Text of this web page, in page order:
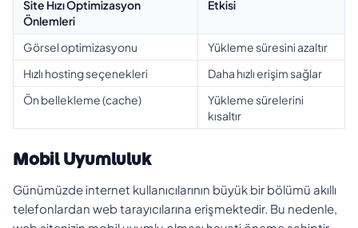
Site Hızı Optimizasyon
Önlemleri
Etkisi
Görsel optimizasyonu
Yükleme süresini azaltır
Hızlı hosting seçenekleri
Daha hızlı erişim sağlar
Ön bellekleme (cache)
Yükleme sürelerini
kısaltır
Mobil Uyumluluk
Günümüzde internet kullanıcılarının büyük bir bölümü akıllı
telefonlardan web tarayıcılarına erişmektedir. Bu nedenle,